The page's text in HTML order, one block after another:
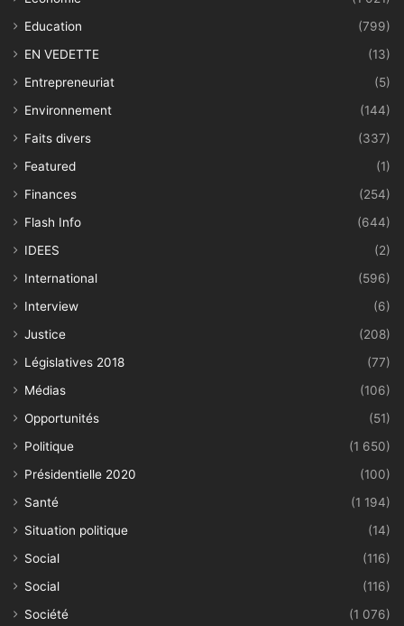
Education
(799)
EN VEDETTE
(13)
Entrepreneuriat
(5)
Environnement
(144)
Faits divers
(337)
Featured
(1)
Finances
(254)
Flash Info
(644)
IDEES
(2)
International
(596)
Interview
(6)
Justice
(208)
Législatives 2018
(77)
Médias
(106)
Opportunités
(51)
Politique
(1 650)
Présidentielle 2020
(100)
Santé
(1 194)
Situation politique
(14)
Social
(116)
Social
(116)
Société
(1 076)